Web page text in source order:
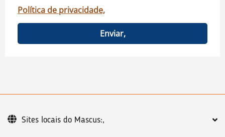
Política de privacidade,
Enviar,
Sites locais do Mascus:,